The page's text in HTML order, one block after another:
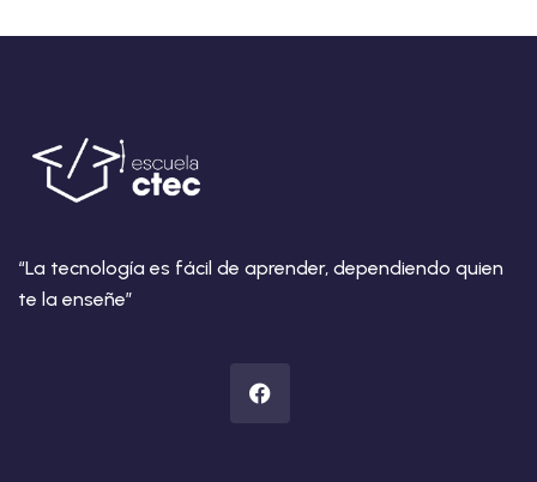
“La tecnología es fácil de aprender, dependiendo quien
te la enseñe”